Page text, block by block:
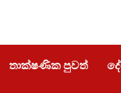
තාක්ෂණික පුවත්